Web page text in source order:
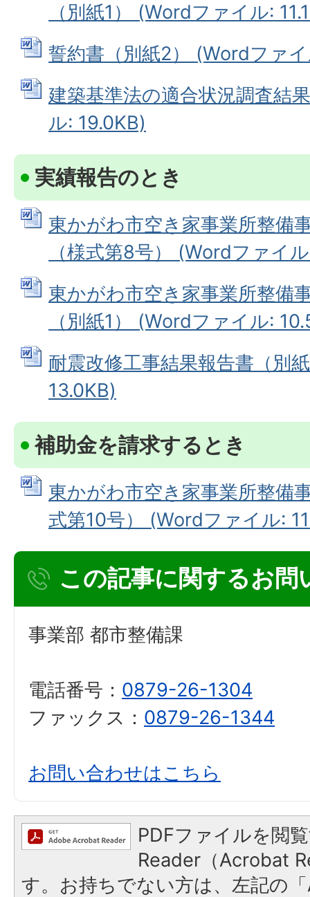
（別紙1） (Wordファイル:
誓約書（別紙2） (Wordファ
建築基準法の適合状況調査結
ル: 19.0KB)
実績報告のとき
東かがわ市空き家事業所整備
（様式第8号） (Wordファイ
東かがわ市空き家事業所整備
（別紙1） (Wordファイル:
耐震改修工事結果報告書（別
13.0KB)
補助金を請求するとき
東かがわ市空き家事業所整備
式第10号） (Wordファイル:
この記事に関するお問
事業部 都市整備課
電話番号： 0879-26-1304
ファックス： 0879-26-1344
お問い合わせはこちら
PDFファイルを閲
Reader（Acrobat
す。お持ちでない方は、左記の